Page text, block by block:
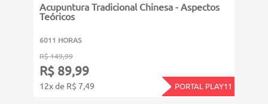
Acupuntura Tradicional Chinesa - Aspectos
Teóricos
6011 HORAS
R$ 149,99
R$ 89,99
12x de R$ 7,49 PORTAL PLAY11